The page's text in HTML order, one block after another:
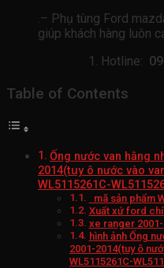
.– Phụ tùng Ford
giúp khách hàng luôn
Hotline:
Table of Contents
Ống nước van hằng
2014(tuy ô nước vào
WL5115261C-
mã sản phẩm
Xuất xứ ford
xe ranger
hình ảnh Ống
2001-2014(tuy ô
WL5115261C-